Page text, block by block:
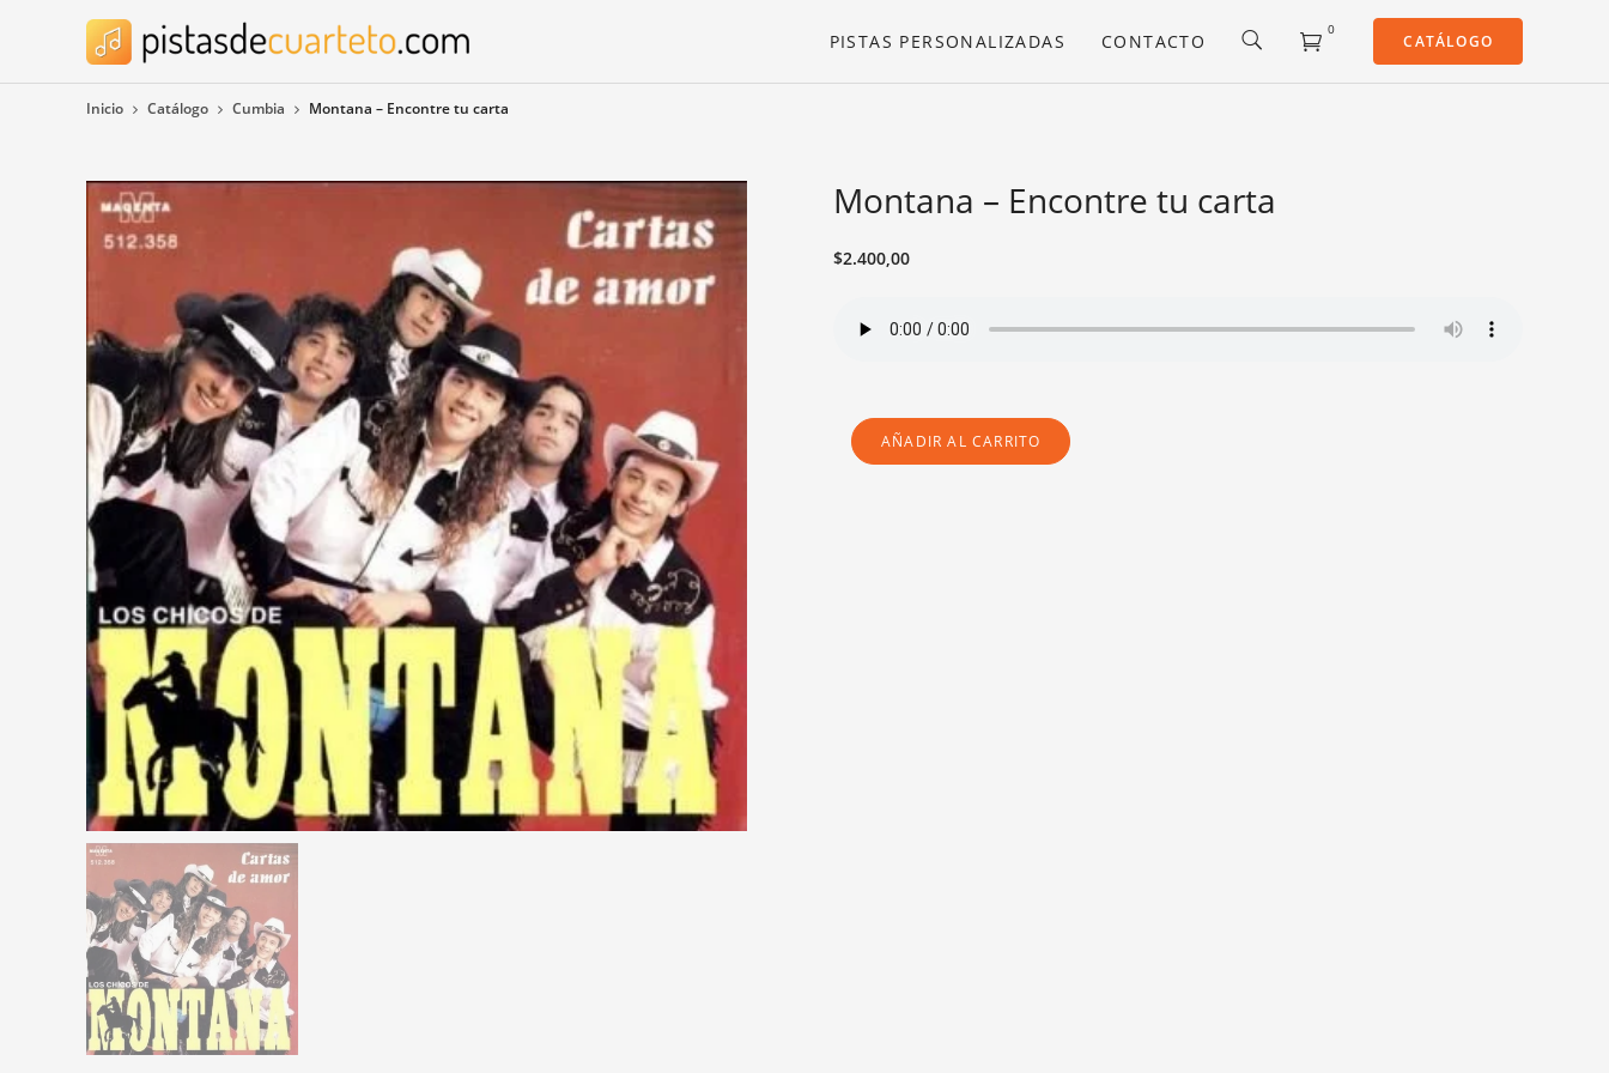
CATÁLOGO
PISTAS PERSONALIZADAS CONTACTO
0
Inicio Catálogo Cumbia Montana – Encontre tu carta
Montana – Encontre tu carta
$2.400,00
MONTANAAÑADIR AL CARRITO